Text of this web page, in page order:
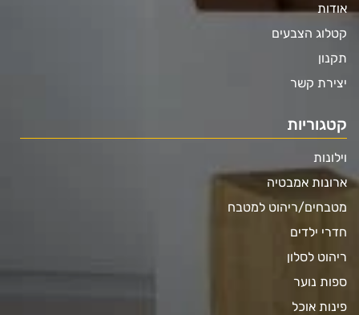
אודות
קטלוג הצבעים
תקנון
יצירת קשר
קטגוריות
וילונות
ארונות אמבטיה
מטבחים/ריהוט למטבח
חדרי ילדים
ריהוט לסלון
ספות נוער
פינות אוכל